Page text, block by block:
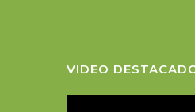
VIDEO